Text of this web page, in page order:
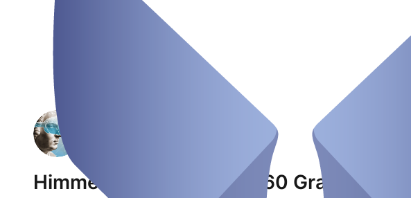
Himmelsburg – Bach in 360 Grad erleben!